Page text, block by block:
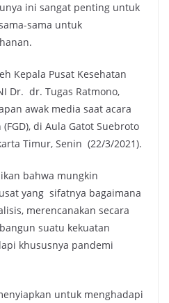
ini sangat penting untuk
sama untuk
Kepala Pusat Kesehatan
Dr. dr. Tugas Ratmono,
awak media saat acara
di Aula Gatot Suebroto
Timur, Senin (22/3/2021).
bahwa mungkin
yang sifatnya bagaimana
merencanakan secara
suatu kekuatan
khususnya pandemi
untuk menghadapi